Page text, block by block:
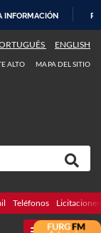
INFORMACIÓN
ENGLISH
ALTO MAPA DEL SITIO
Teléfonos Licitaciones
MENU